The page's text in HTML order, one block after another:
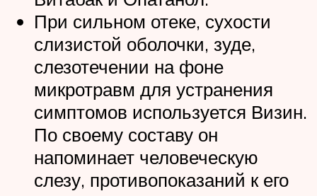
При сильном отеке, сухости
слизистой оболочки, зуде,
слезотечении на фоне
микротравм для устранения
симптомов используется Визин.
По своему составу он
напоминает человеческую
слезу, противопоказаний к его